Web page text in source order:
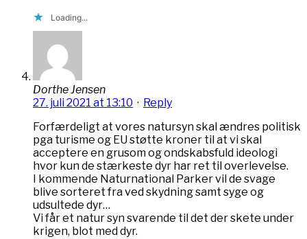
Loading...
Dorthe Jensen
27. juli 2021 at 13:10 · Reply
Forfærdeligt at vores natursyn skal ændres politisk
pga turisme og EU støtte kroner til at vi skal
acceptere en grusom og ondskabsfuld ideologi
hvor kun de stærkeste dyr har ret til overlevelse.
I kommende Naturnational Parker vil de svage
blive sorteret fra ved skydning samt syge og
udsultede dyr…
Vi får et natur syn svarende til det der skete under
krigen, blot med dyr.